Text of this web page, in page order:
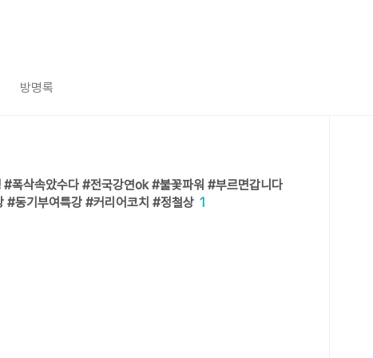
방명록
폭삭속았수다 #전국강연ok #불꽃파워 #부르면갑니다
#동기부여특강 #커리어코치 #정철상 1